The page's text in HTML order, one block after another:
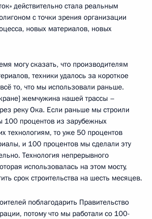
действительно стала реальным
с точки зрения организации
новых материалов, новых
могу сказать, что производителям
техники удалось за короткое
то, что мы использовали раньше.
жемчужина нашей трассы –
реку Ока. Если раньше мы строили
100 процентов из зарубежных
технологиям, то уже 50 процентов
и 100 процентов мы сделали эту
Технология непрерывного
использовалась на этом мосту,
срок строительства на шесть месяцев.
поблагодарить Правительство
потому что мы работали со 100-